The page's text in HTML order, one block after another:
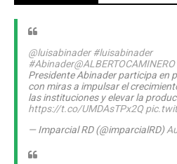
@luisabinader #luisabinader
#Abinader@ALBERTOCAMINERO
Presidente Abinader participa en
con miras a impulsar el
las instituciones y elevar la
https://t.co/UMDAsTPx2Q
— Imparcial RD (@imparcialRD)